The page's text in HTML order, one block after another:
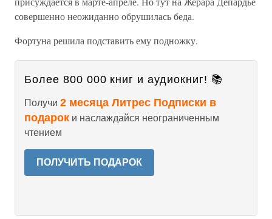
совершенно неожиданно обрушилась беда.
Фортуна решила подставить ему подножку.
Более 800 000 книг и аудиокниг! 📚
Получи 2 месяца Литрес Подписки в
подарок и наслаждайся неограниченным
чтением
ПОЛУЧИТЬ ПОДАРОК